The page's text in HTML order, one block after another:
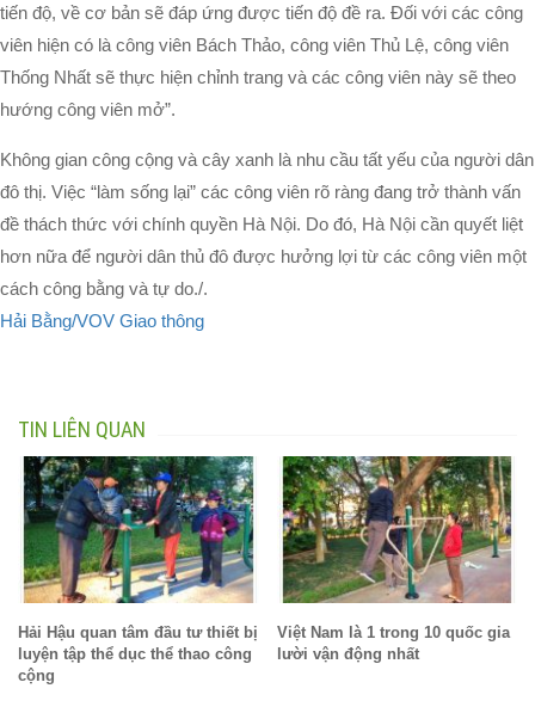
tiến độ, về cơ bản sẽ đáp ứng được tiến độ đề ra. Đối với các công
viên hiện có là công viên Bách Thảo, công viên Thủ Lệ, công viên
Thống Nhất sẽ thực hiện chỉnh trang và các công viên này sẽ theo
hướng công viên mở”.
Không gian công cộng và cây xanh là nhu cầu tất yếu của người dân
đô thị. Việc “làm sống lại” các công viên rõ ràng đang trở thành vấn
đề thách thức với chính quyền Hà Nội. Do đó, Hà Nội cần quyết liệt
hơn nữa để người dân thủ đô được hưởng lợi từ các công viên một
cách công bằng và tự do./.
Hải Bằng/VOV Giao thông
TIN LIÊN QUAN
Hải Hậu quan tâm đầu tư thiết bị
luyện tập thể dục thể thao công
cộng
Việt Nam là 1 trong 10 quốc gia
lười vận động nhất